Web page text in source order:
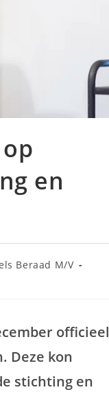
en
Beraad M/V
officieel
Deze kon
stichting en